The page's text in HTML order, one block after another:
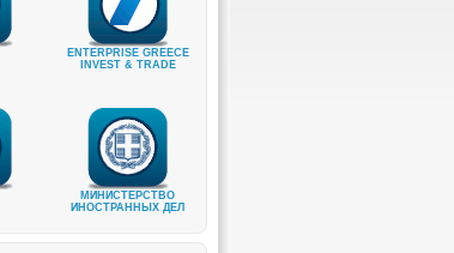
ENTERPRISE GREECE
INVEST & TRADE
МИНИСТЕРСТВО
ИНОСТРАННЫХ ДЕЛ